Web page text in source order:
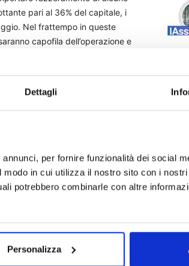
Dettagli
per fornire funzionalità dei social
in cui utilizza il nostro sito con i
potrebbero combinarle con altre
Personalizza
pari al 36% del capitale, i
Nel frattempo in queste
capofila dell’operazione e
Merrill Lynch e Jp Morgan.
IL